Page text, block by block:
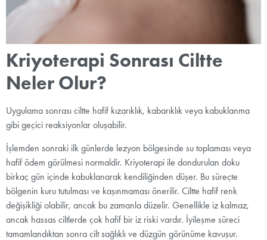
Kriyoterapi Sonrası Ciltte
Neler Olur?
Uygulama sonrası ciltte hafif kızarıklık, kabarıklık veya kabuklanma
gibi geçici reaksiyonlar oluşabilir.
İşlemden sonraki ilk günlerde lezyon bölgesinde su toplaması veya
hafif ödem görülmesi normaldir. Kriyoterapi ile dondurulan doku
birkaç gün içinde kabuklanarak kendiliğinden düşer. Bu süreçte
bölgenin kuru tutulması ve kaşınmaması önerilir. Ciltte hafif renk
değişikliği olabilir, ancak bu zamanla düzelir. Genellikle iz kalmaz,
ancak hassas ciltlerde çok hafif bir iz riski vardır. İyileşme süreci
tamamlandıktan sonra cilt sağlıklı ve düzgün görünüme kavuşur.